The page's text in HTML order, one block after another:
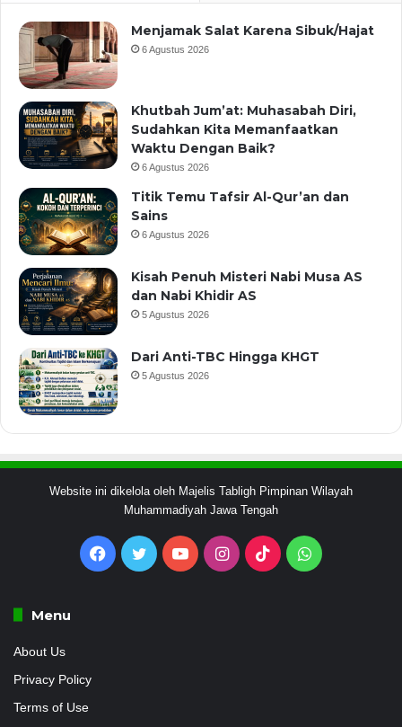
Menjamak Salat Karena Sibuk/Hajat
6 Agustus 2026
Khutbah Jum’at: Muhasabah Diri,
Sudahkan Kita Memanfaatkan
Waktu Dengan Baik?
6 Agustus 2026
Titik Temu Tafsir Al-Qur’an dan
Sains
6 Agustus 2026
Kisah Penuh Misteri Nabi Musa AS
dan Nabi Khidir AS
5 Agustus 2026
Dari Anti-TBC Hingga KHGT
5 Agustus 2026
Website ini dikelola oleh Majelis Tabligh Pimpinan Wilayah
Muhammadiyah Jawa Tengah
Facebook
Twitter YouTubeInstagram
TikTokWhatsApp
Menu
About Us
Privacy Policy
Terms of Use